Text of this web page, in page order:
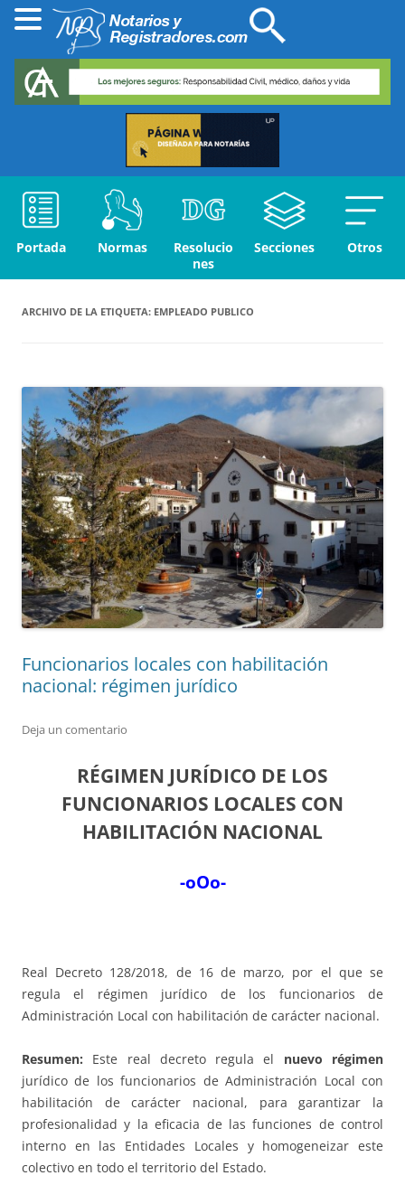
Portada Normas
Resolucio
nes
Secciones Otros
ARCHIVO DE LA ETIQUETA: EMPLEADO PUBLICO
Funcionarios locales con habilitación
nacional: régimen jurídico
Deja un comentario
RÉGIMEN JURÍDICO DE LOS
FUNCIONARIOS LOCALES CON
HABILITACIÓN NACIONAL
-oOo-
Real Decreto 128/2018, de 16 de marzo, por el que se
regula el régimen jurídico de los funcionarios de
Administración Local con habilitación de carácter nacional.
Resumen: Este real decreto regula el nuevo régimen
jurídico de los funcionarios de Administración Local con
habilitación de carácter nacional, para garantizar la
profesionalidad y la eficacia de las funciones de control
interno en las Entidades Locales y homogeneizar este
colectivo en todo el territorio del Estado.